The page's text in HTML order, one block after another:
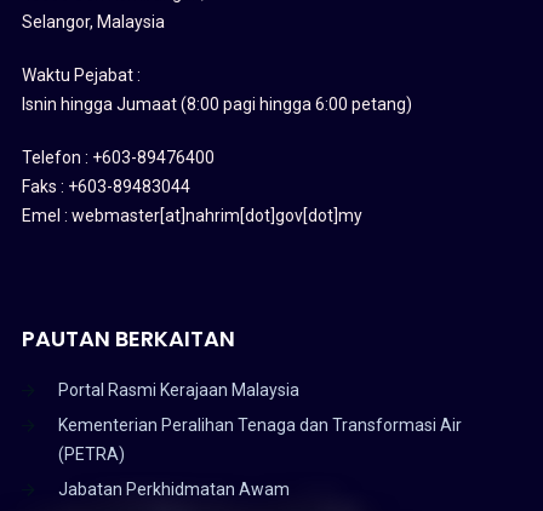
Selangor, Malaysia
Waktu Pejabat :
Isnin hingga Jumaat (8:00 pagi hingga 6:00 petang)
Telefon : +603-89476400
Faks : +603-89483044
Emel : webmaster[at]nahrim[dot]gov[dot]my
PAUTAN BERKAITAN
Portal Rasmi Kerajaan Malaysia
Kementerian Peralihan Tenaga dan Transformasi Air
(PETRA)
Jabatan Perkhidmatan Awam